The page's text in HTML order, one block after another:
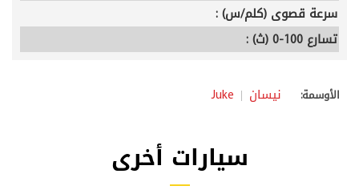
سرعة قصوى (كلم/س) :
تسارع 100-0 (ث) :
الأوسمة: نيسان Juke
سيارات أخرى